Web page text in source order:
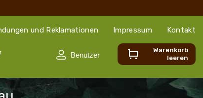
und Reklamationen Impressum Kontakt
Warenkorb
leeren